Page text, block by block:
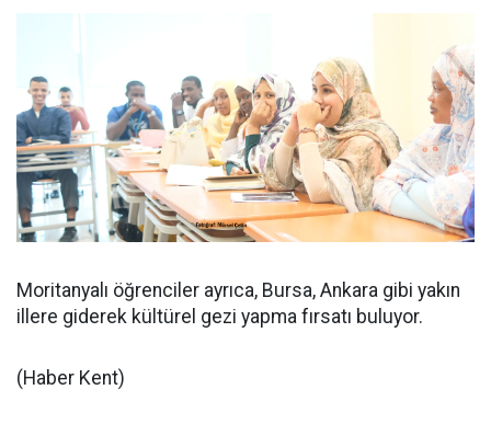
Moritanyalı öğrenciler ayrıca, Bursa, Ankara gibi yakın
illere giderek kültürel gezi yapma fırsatı buluyor.
(Haber Kent)